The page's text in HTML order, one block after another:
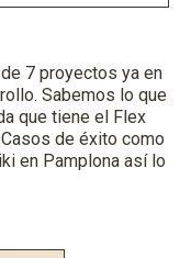
7 proyectos ya en
Sabemos lo que
que tiene el Flex
de éxito como
en Pamplona así lo